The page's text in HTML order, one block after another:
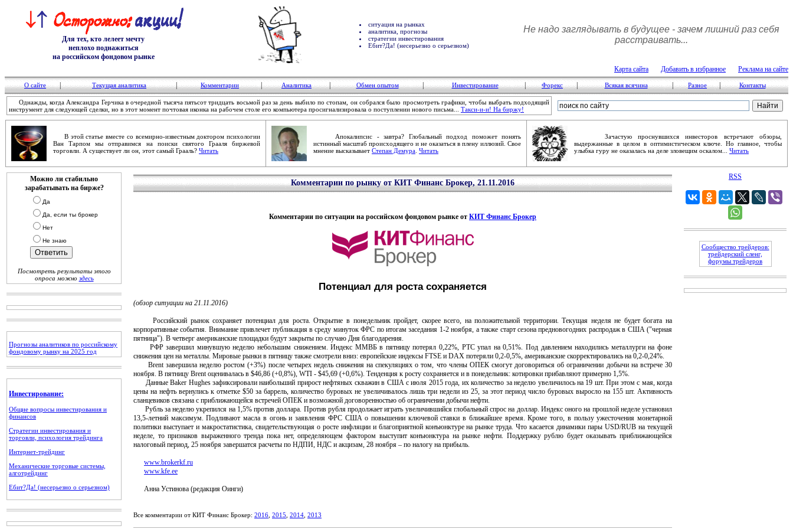
Для тех, кто лелеет мечту
неплохо поднажиться
на российском фондовом рынке
ситуация на рынках
аналитика, прогнозы
стратегии инвестирования
Ебит?Да! (несерьезно о серьезном)
Не надо заглядывать в будущее - зачем лишний раз себя
расстpаивать...
Карта сайта Добавить в избранное Реклама на сайте
О сайте Текущая аналитика Комментарии Аналитика Обмен опытом Инвестирование Форекс Всякая всячина Разное Контакты
Однажды, когда Александра Герчика в очередной тысяча пятьсот тридцать восьмой раз за день выбило по стопам, он собрался было просмотреть графики, чтобы выбрать подходящий
инструмент для следующей сделки, но в этот момент почтовая иконка на рабочем столе его компьютера просигнализировала о поступлении нового письма... Такси-и-и! На биржу!
В этой статье вместе со всемирно-известным доктором психологии
Ван Тарпом мы отправимся на поиски святого Грааля биржевой
торговли. А существует ли он, этот самый Грааль? Читать
Апокалипсис - завтра? Глобальный подход поможет понять
истинный масштаб происходящего и не оказаться в плену иллюзий. Свое
мнение высказывает Степан Демура Читать
Зачастую проснувшихся инвесторов встречают обзоры,
выдержанные в целом в оптимистическом ключе. Но главное, чтобы
улыбка гуру не оказалась на деле зловещим оскалом... Читать
Можно ли стабильно
зарабатывать на бирже?
Да
Да, если ты брокер
Нет
Не знаю
Посмотреть результаты этого
опроса можно здесь
Прогнозы аналитиков по российскому
фондовому рынку на 2025 год
Инвестирование:
Общие вопросы инвестирования и
финансов
Стратегии инвестирования и
торговли, психология трейдинга
Интернет-трейдинг
Механические торговые системы,
алготрейдинг
Ебит?Да! (несерьезно о серьезном)
Комментарии по рынку от КИТ Финанс Брокер, 21.11.2016
Комментарии по ситуации на российском фондовом рынке от КИТ Финанс Брокер
Потенциал для роста сохраняется
(обзор ситуации на 21.11.2016)
Российский рынок сохраняет потенциал для роста. Открытие в понедельник пройдет, скорее всего, на положительной территории. Текущая неделя не будет богата на
корпоративные события. Внимание привлечет публикация в среду минуток ФРС по итогам заседания 1-2 ноября, а также старт сезона предновогодних распродаж в США ("черная
пятница"). В четверг американские площадки будут закрыты по случаю Дня благодарения.
РФР завершил минувшую неделю небольшим снижением. Индекс ММВБ в пятницу потерял 0,22%, РТС упал на 0,51%. Под давлением находились металлурги на фоне
снижения цен на металлы. Мировые рынки в пятницу также смотрели вниз: европейские индексы FTSE и DAX потеряли 0,2-0,5%, американские скорректировались на 0,2-0,24%.
Brent завершила неделю ростом (+3%) после четырех недель снижения на спекуляциях о том, что члены ОПЕК смогут договориться об ограничении добычи на встрече 30
ноября. В пятницу Brent оценивалась в $46,86 (+0,8%), WTI - $45,69 (+0,6%). Тенденция к росту сохраняется и в понедельник: котировки прибавляют примерно 1,5%.
Данные Baker Hughes зафиксировали наибольший прирост нефтяных скважин в США с июля 2015 года, их количество за неделю увеличилось на 19 шт. При этом с мая, когда
цены на нефть вернулись к отметке $50 за баррель, количество буровых не увеличивалось лишь три недели из 25, за этот период число буровых выросло на 155 шт. Активность
сланцевиков связана с приближающейся встречей ОПЕК и возможной договоренностью об ограничении добычи нефти.
Рубль за неделю укрепился на 1,5% против доллара. Против рубля продолжает играть увеличившийся глобальный спрос на доллар. Индекс оного на прошлой неделе установил
13,5-летний максимум. Подливают масла в огонь и заявления ФРС США о повышении ключевой ставки в ближайшее время. Кроме того, в пользу ужесточения монетарной
политики выступает и макростатистика, свидетельствующая о росте инфляции и благоприятной конъюнктуре на рынке труда. Что касается динамики пары USD/RUB на текущей
неделе, то признаков выраженного тренда пока нет, определяющем фактором выступит конъюнктура на рынке нефти. Поддержку рублю будет оказывать приближающейся
налоговый период, 25 ноября завершатся расчеты по НДПИ, НДС и акцизам, 28 ноября – по налогу на прибыль.
www.brokerkf.ru
www.kfe.ee
Анна Устинова (редакция Оинги)
Все комментарии от КИТ Финанс Брокер: 2016 2015 2014 2013
RSS
Сообщество трейдеров:
трейдерский сленг,
форумы трейдеров